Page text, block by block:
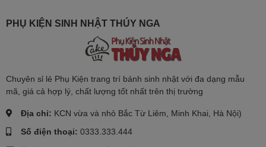
PHỤ KIỆN SINH NHẬT THÚY NGA
Chuyên sỉ lẻ Phụ Kiện trang trí bánh sinh nhật với đa dạng mẫu
mã, giá cả hợp lý, chất lượng tốt nhất trên thị trường
Địa chỉ: KCN vừa và nhỏ Bắc Từ Liêm, Minh Khai, Hà Nội)
Số điện thoại: 0333.333.444